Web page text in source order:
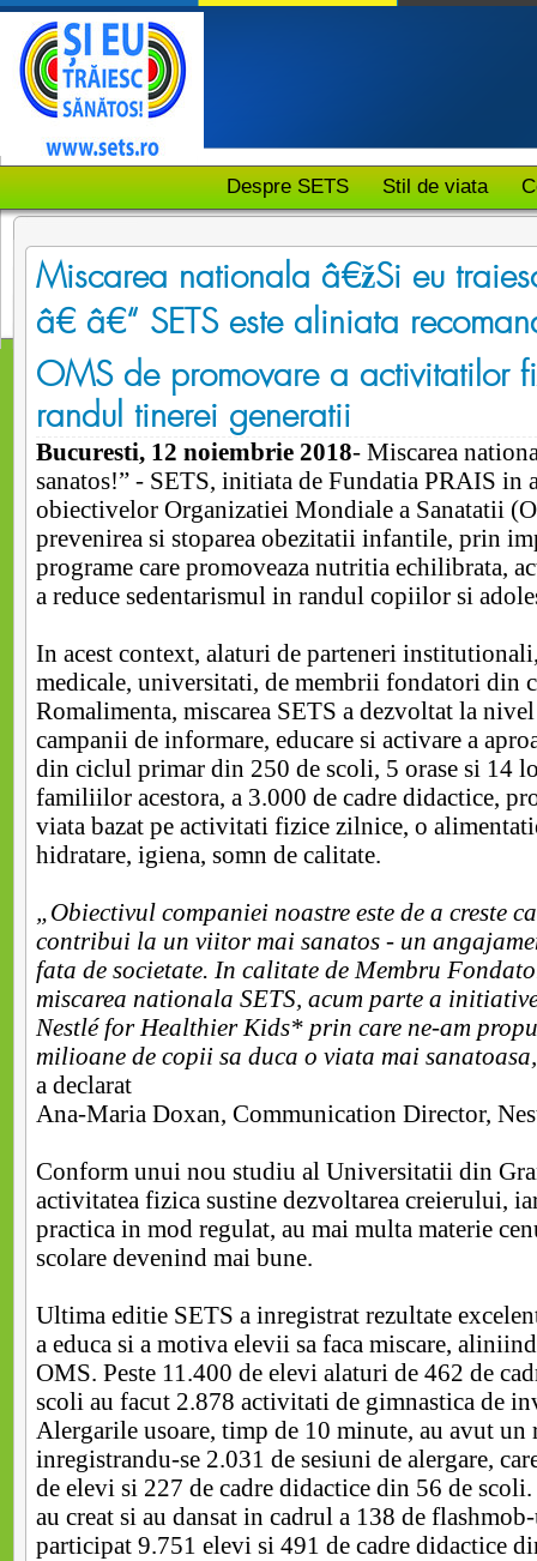
Despre SETS Stil de viata
Miscarea nationala â€žSi eu
â€ â€“ SETS este aliniata
OMS de promovare a activitatilor
randul tinerei generatii
Bucuresti, 12 noiembrie 2018- Miscarea
sanatos!” - SETS, initiata de Fundatia PRAIS in
obiectivelor Organizatiei Mondiale a Sanatatii
prevenirea si stoparea obezitatii infantile, prin
programe care promoveaza nutritia echilibrata,
a reduce sedentarismul in randul copiilor si
In acest context, alaturi de parteneri
medicale, universitati, de membrii fondatori din
Romalimenta, miscarea SETS a dezvoltat la
campanii de informare, educare si activare a
din ciclul primar din 250 de scoli, 5 orase si 14
familiilor acestora, a 3.000 de cadre didactice,
viata bazat pe activitati fizice zilnice, o
hidratare, igiena, somn de calitate.
„Obiectivul companiei noastre este de a creste
contribui la un viitor mai sanatos - un
fata de societate. In calitate de Membru
miscarea nationala SETS, acum parte a
Nestlé for Healthier Kids* prin care ne-am
milioane de copii sa duca o viata mai
a declarat
Ana-Maria Doxan, Communication Director,
Conform unui nou studiu al Universitatii din
activitatea fizica sustine dezvoltarea creierului,
practica in mod regulat, au mai multa materie
scolare devenind mai bune.
Ultima editie SETS a inregistrat rezultate
a educa si a motiva elevii sa faca miscare,
OMS. Peste 11.400 de elevi alaturi de 462 de
scoli au facut 2.878 activitati de gimnastica de
Alergarile usoare, timp de 10 minute, au avut un
inregistrandu-se 2.031 de sesiuni de alergare,
de elevi si 227 de cadre didactice din 56 de scoli.
au creat si au dansat in cadrul a 138 de
participat 9.751 elevi si 491 de cadre didactice